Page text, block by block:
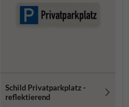
Schild Privatparkplatz -
reflektierend